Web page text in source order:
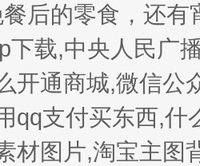
的零食，还有
下载,中央人民广
开通商城,微信公
qq支付买东西,什
材图片,淘宝主图